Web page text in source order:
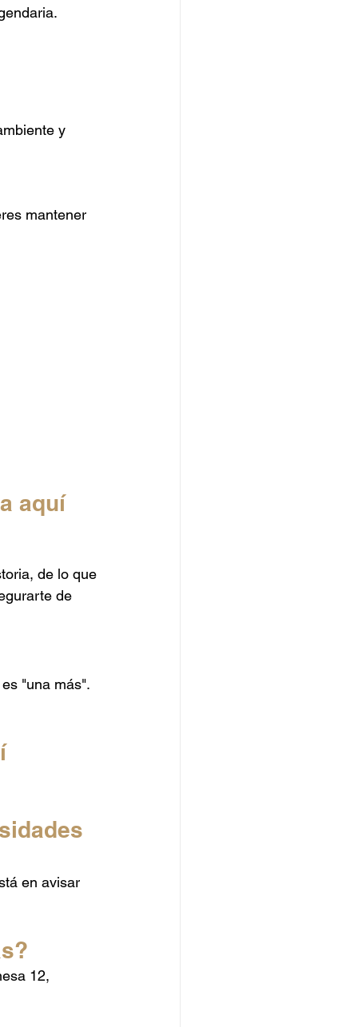
y
mantener
aquí
de lo que
de
"una más".
en avisar
12,